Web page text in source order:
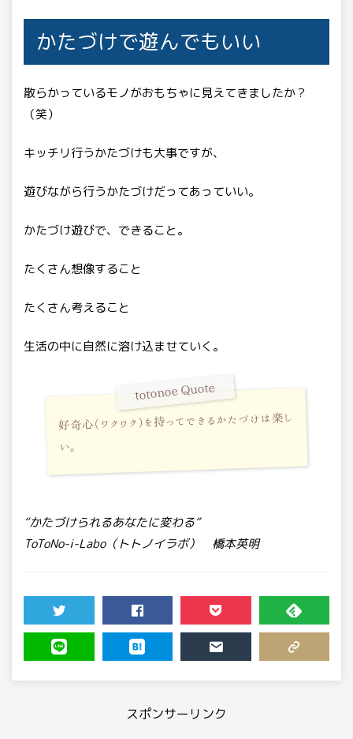
かたづけで遊んでもいい
散らかっているモノがおもちゃに見えてきましたか？
（笑）
キッチリ行うかたづけも大事ですが、
遊びながら行うかたづけだってあっていい。
かたづけ遊びで、できること。
たくさん想像すること
たくさん考えること
生活の中に自然に溶け込ませていく。
totonoe Quote
好奇心（ワクワク）を持ってできるかたづけは楽し
い。
”かたづけられるあなたに変わる”
ToToNo-i-Labo（トトノイラボ） 橋本英明
TWEET SHARE POCKET FEEDLY
スポンサーリンク